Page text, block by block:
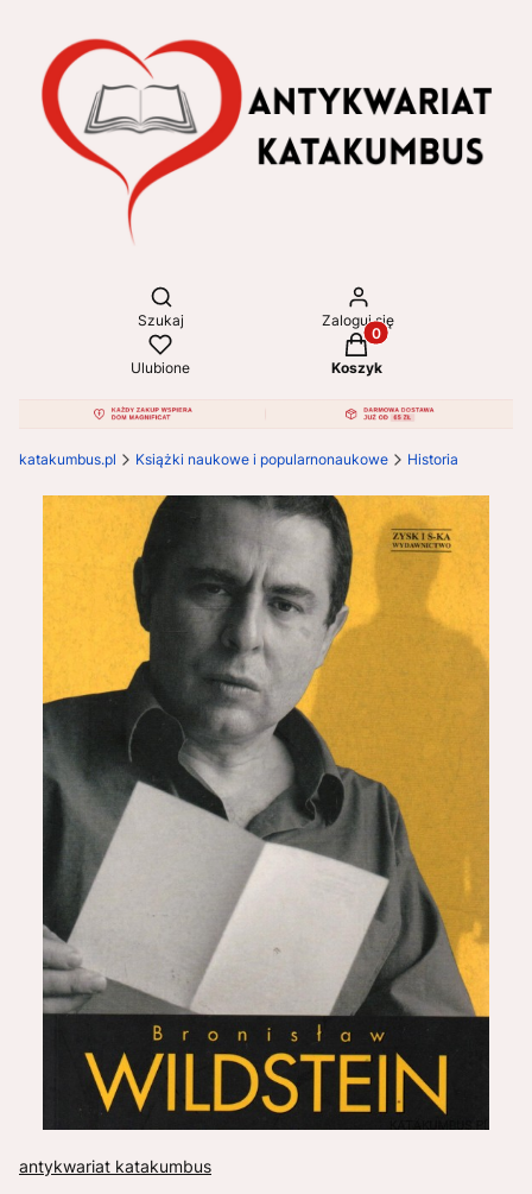
Otwórz wyszukiwarkę
Szukaj Zaloguj się
Ulubione
Produkty w koszyku:
Koszyk
katakumbus.pl Książki naukowe i popularnonaukowe Historia
antykwariat katakumbus